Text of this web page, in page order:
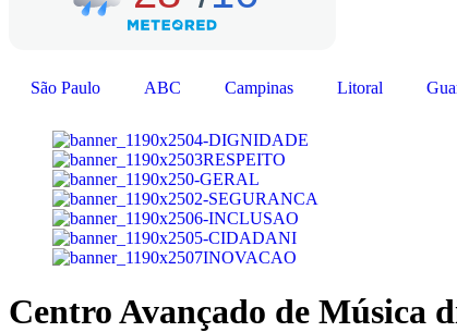
São Paulo ABC Campinas Litoral
Centro Avançado de Música